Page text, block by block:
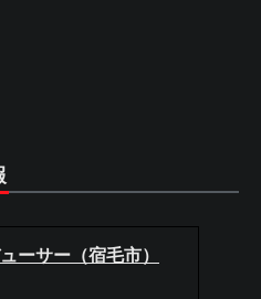
ーサー（宿毛市）